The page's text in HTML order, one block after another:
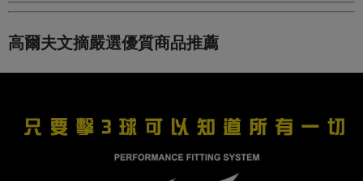
高爾夫文摘嚴選優質商品推薦